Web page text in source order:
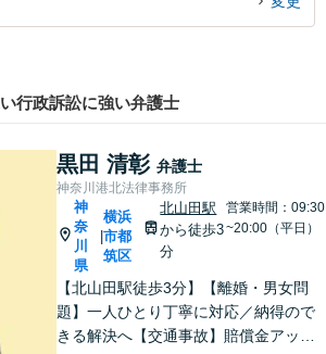
行政訴訟に強い弁護士
黒田 清彰 弁護士
神奈川港北法律事務所
神
奈
川
県
|
横浜
市都
筑区
北山田駅
から徒歩3
分
営業時間：09:30
~20:00（平日）
【北山田駅徒歩3分】【離婚・男女問
題】一人ひとり丁寧に対応／納得ので
きる解決へ【交通事故】賠償金アップ